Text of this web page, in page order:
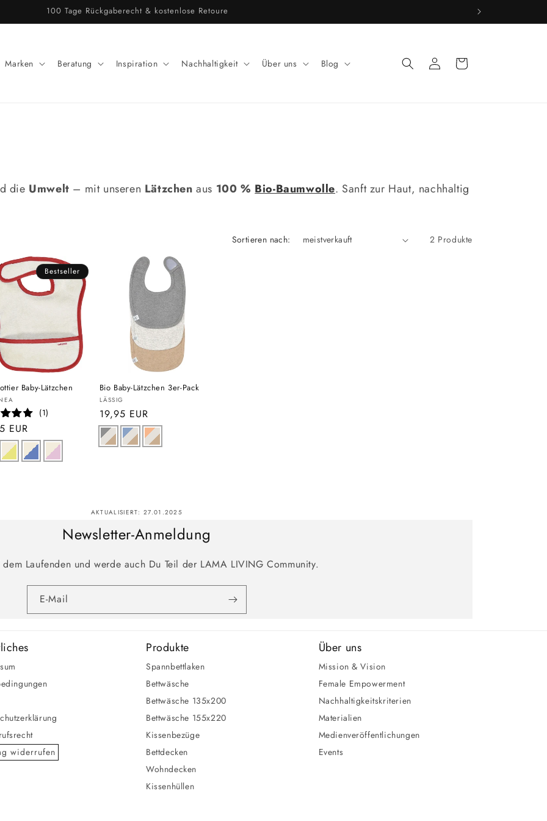
persönlicher Service. Du hast eine Frage oder ein Anliegen? Melde dich gern bei uns.
Marken Beratung Inspiration Nachhaltigkeit Über uns Blog EinloggenWarenkorb
die Umwelt – mit unseren Lätzchen aus 100 % Bio-Baumwolle. Sanft zur Haut, nachhaltig
Sortieren nach: 2 Produkte
Bestseller
Baby-Lätzchen
(1)
EUR
Bio Baby-Lätzchen 3er-Pack
Anbieter:
LÄSSIG
Normaler
Preis
19,95 EUR
AKTUALISIERT:27.01.2025
Newsletter-Anmeldung
Laufenden und werde auch Du Teil der LAMA LIVING Community.
E-Mail
widerrufen
Produkte
Spannbettlaken
Bettwäsche
Bettwäsche 135x200
Bettwäsche 155x220
Kissenbezüge
Bettdecken
Wohndecken
Kissenhüllen
Über uns
Mission & Vision
Female Empowerment
Nachhaltigkeitskriterien
Materialien
Medienveröffentlichungen
Events